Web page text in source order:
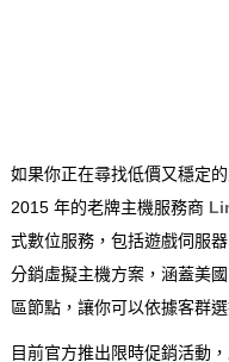
如果你正在尋找低價又穩定
2015 年的老牌主機服務商
式數位服務，包括遊戲伺服
分銷虛擬主機方案，涵蓋美
區節點，讓你可以依據客群
目前官方推出限時促銷活動，